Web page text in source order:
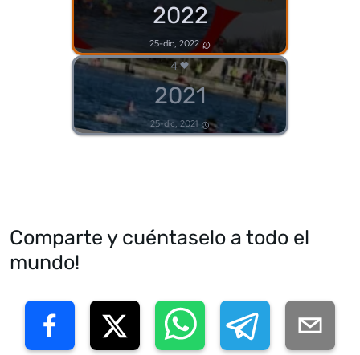
2022
25-dic, 2022
4
2021
25-dic, 2021
Comparte y cuéntaselo a todo el
mundo!